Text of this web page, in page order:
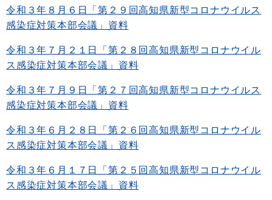
令和３年８月６日「第２９回高知県新型コロナウイルス
感染症対策本部会議」資料
令和３年７月２１日「第２８回高知県新型コロナウイル
ス感染症対策本部会議」資料
令和３年７月９日「第２７回高知県新型コロナウイルス
感染症対策本部会議」資料
令和３年６月２８日「第２６回高知県新型コロナウイル
ス感染症対策本部会議」資料
令和３年６月１７日「第２５回高知県新型コロナウイル
ス感染症対策本部会議」資料